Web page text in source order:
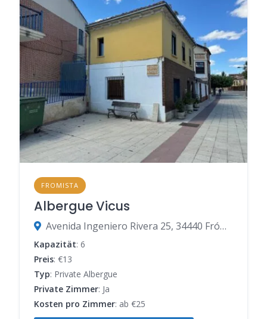
FROMISTA
Albergue Vicus
Avenida Ingeniero Rivera 25, 34440 Frómista, Palencia, Spanien
Kapazität: 6
Preis: €13
Typ: Private Albergue
Private Zimmer: Ja
Kosten pro Zimmer: ab €25